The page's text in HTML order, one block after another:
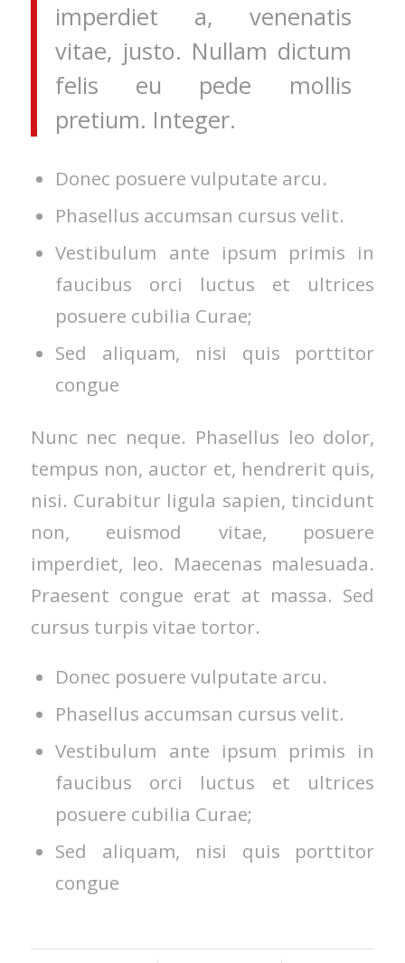
imperdiet a, venenatis
vitae, justo. Nullam dictum
felis eu pede mollis
pretium. Integer.
Donec posuere vulputate arcu.
Phasellus accumsan cursus velit.
Vestibulum ante ipsum primis in
faucibus orci luctus et ultrices
posuere cubilia Curae;
Sed aliquam, nisi quis porttitor
congue
Nunc nec neque. Phasellus leo dolor,
tempus non, auctor et, hendrerit quis,
nisi. Curabitur ligula sapien, tincidunt
non, euismod vitae, posuere
imperdiet, leo. Maecenas malesuada.
Praesent congue erat at massa. Sed
cursus turpis vitae tortor.
Donec posuere vulputate arcu.
Phasellus accumsan cursus velit.
Vestibulum ante ipsum primis in
faucibus orci luctus et ultrices
posuere cubilia Curae;
Sed aliquam, nisi quis porttitor
congue